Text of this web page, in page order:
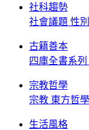
社科趨勢
社會議題 性
古籍善本
四庫全書系列
宗教哲學
宗教 東方哲學
生活風格